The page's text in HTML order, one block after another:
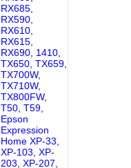
RX685,
RX590,
RX610,
RX615,
RX690, 1410,
TX650, TX659,
TX700W,
TX710W,
TX800FW,
T50, T59,
Epson
Expression
Home XP-33,
XP-103, XP-
203, XP-207,